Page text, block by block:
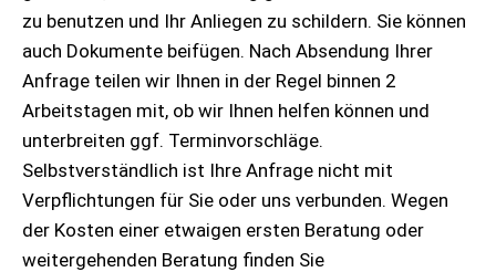
zu benutzen und Ihr Anliegen zu schildern. Sie können
auch Dokumente beifügen. Nach Absendung Ihrer
Anfrage teilen wir Ihnen in der Regel binnen 2
Arbeitstagen mit, ob wir Ihnen helfen können und
unterbreiten ggf. Terminvorschläge.
Selbstverständlich ist Ihre Anfrage nicht mit
Verpflichtungen für Sie oder uns verbunden. Wegen
der Kosten einer etwaigen ersten Beratung oder
weitergehenden Beratung finden Sie